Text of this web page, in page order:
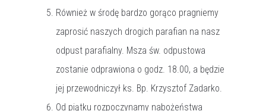
Również w środę bardzo gorąco pragniemy
zaprosić naszych drogich parafian na nasz
odpust parafialny. Msza św. odpustowa
zostanie odprawiona o godz. 18.00, a będzie
jej przewodniczył ks. Bp. Krzysztof Zadarko.
Od piątku rozpoczynamy nabożeństwa